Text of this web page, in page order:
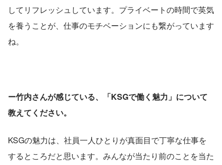
してリフレッシュしています。プライベートの時間で英気
を養うことが、仕事のモチベーションにも繋がっています
ね。
ー竹内さんが感じている、「KSGで働く魅力」について
教えてください。
KSGの魅力は、社員一人ひとりが真面目で丁寧な仕事を
するところだと思います。みんなが当たり前のことを当た